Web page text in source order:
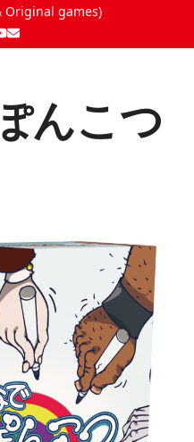
Original games)
Email
んこつ